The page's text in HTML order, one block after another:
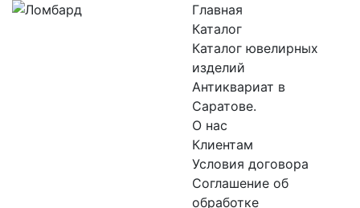
Главная
Каталог
Каталог ювелирных
изделий
Антиквариат в
Саратове.
О нас
Клиентам
Условия договора
Соглашение об
обработке